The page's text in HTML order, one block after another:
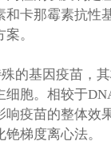
和卡那霉素抗
。
的基因疫苗，
胞。相较于
疫苗的整体效
梯度离心法。